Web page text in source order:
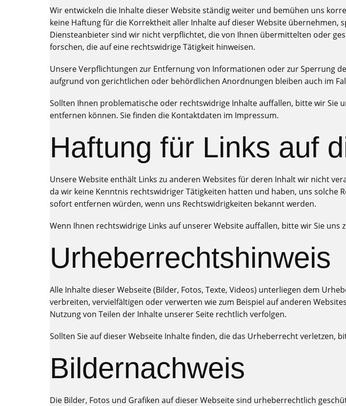
Wir entwickeln die Inhalte dieser Website ständig weiter und bemühen uns
keine Haftung für die Korrektheit aller Inhalte auf dieser Website übernehmen,
Diensteanbieter sind wir nicht verpflichtet, die von Ihnen übermittelten oder
forschen, die auf eine rechtswidrige Tätigkeit hinweisen.
Unsere Verpflichtungen zur Entfernung von Informationen oder zur Sperrung
aufgrund von gerichtlichen oder behördlichen Anordnungen bleiben auch im
Sollten Ihnen problematische oder rechtswidrige Inhalte auffallen, bitte wir
entfernen können. Sie finden die Kontaktdaten im Impressum.
Haftung für Links auf
Unsere Website enthält Links zu anderen Websites für deren Inhalt wir nicht
da wir keine Kenntnis rechtswidriger Tätigkeiten hatten und haben, uns solche
sofort entfernen würden, wenn uns Rechtswidrigkeiten bekannt werden.
Wenn Ihnen rechtswidrige Links auf unserer Website auffallen, bitte wir Sie
Urheberrechtshinweis
Alle Inhalte dieser Webseite (Bilder, Fotos, Texte, Videos) unterliegen dem
verbreiten, vervielfältigen oder verwerten wie zum Beispiel auf anderen
Nutzung von Teilen der Inhalte unserer Seite rechtlich verfolgen.
Sollten Sie auf dieser Webseite Inhalte finden, die das Urheberrecht verletzen,
Bildernachweis
Die Bilder, Fotos und Grafiken auf dieser Webseite sind urheberrechtlich